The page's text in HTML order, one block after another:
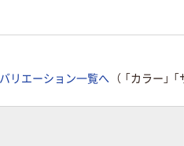
バリエーション一覧へ （ 「カラー」